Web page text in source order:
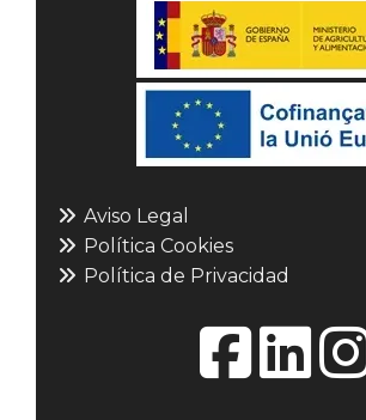
Aviso Legal
Política Cookies
Política de Privacidad